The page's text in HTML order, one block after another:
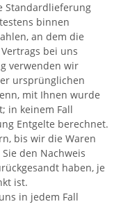
Standardlieferung
binnen
an dem die
bei uns
verwenden wir
ursprünglichen
mit Ihnen wurde
in keinem Fall
Entgelte berechnet.
bis wir die Waren
den Nachweis
haben, je
ist.
in jedem Fall